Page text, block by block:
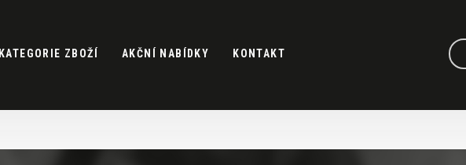
KATEGORIE ZBOŽÍ AKČNÍ NABÍDKY KONTAKT